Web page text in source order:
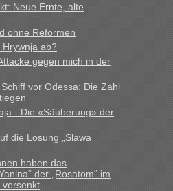
• Re: Mit dem Zug in
schreiben, daß es ein Zug von
deren Webseite kann man die
ist es die erste Umsteigefreie
• Re: Deklaration
Zoll
meiner Frau im Gepäck
Neue Ernte, alte
ohne Reformen
ab?
gegen mich in der
vor Odessa: Die Zahl
- Die «Säuberung» der
die Losung „Slawa
haben das
der „Rosatom“ im
versenkt